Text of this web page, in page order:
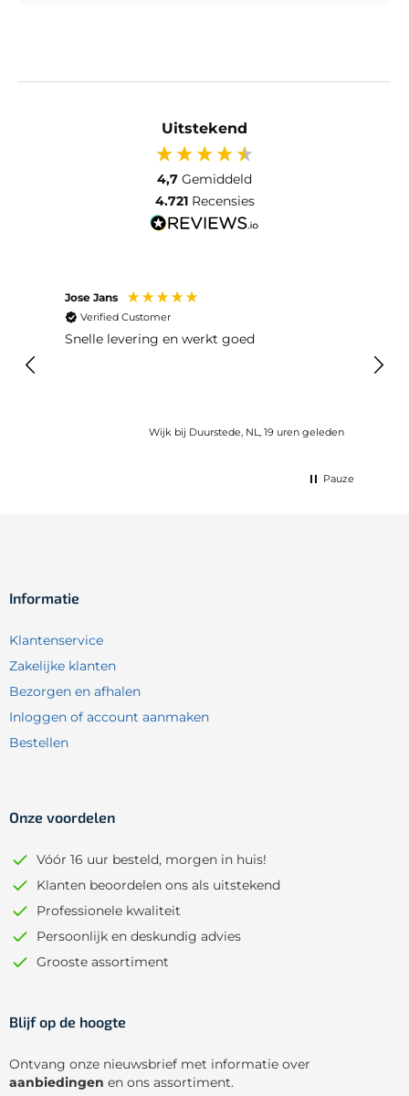
Uitstekend
4,7 Gemiddeld
4.721 Recensies
Jose Jans
Verified Customer
Snelle levering en werkt goed
Wijk bij Duurstede, NL, 19 uren geleden
Pauze
Informatie
Klantenservice
Zakelijke klanten
Bezorgen en afhalen
Inloggen of account aanmaken
Bestellen
Onze voordelen
Vóór 16 uur besteld, morgen in huis!
Klanten beoordelen ons als uitstekend
Professionele kwaliteit
Persoonlijk en deskundig advies
Grooste assortiment
Blijf op de hoogte
Ontvang onze nieuwsbrief met informatie over
aanbiedingen en ons assortiment.